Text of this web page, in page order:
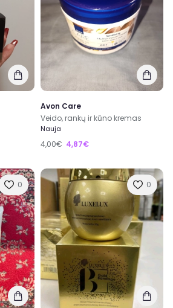
Avon Care
Veido, rankų ir kūno kremas
Nauja
4,00€ 4,87€
0 0